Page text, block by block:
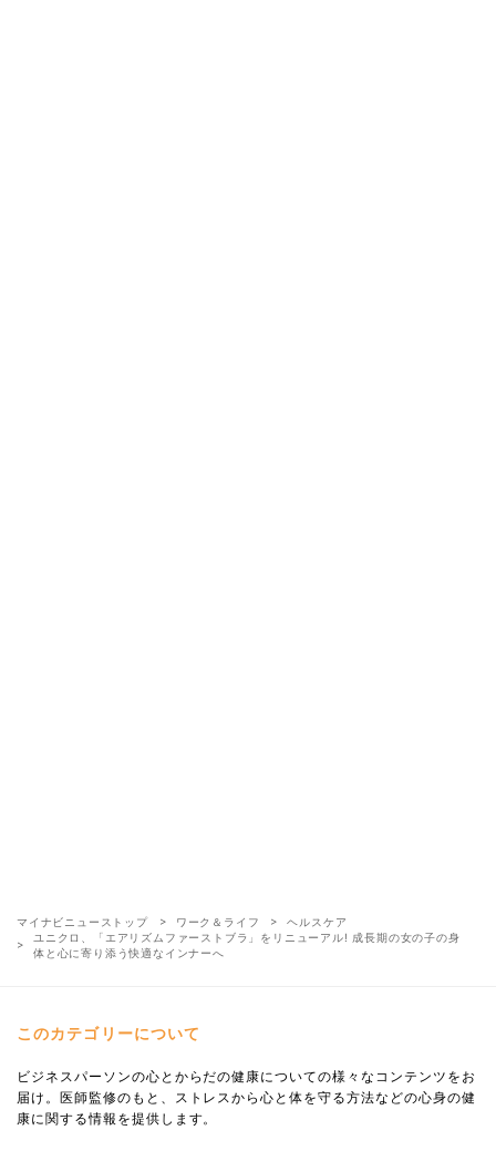
マイナビニューストップ ワーク＆ライフ
ヘルスケア
ユニクロ、「エアリズムファーストブラ」をリニューアル! 成長期の女の子の身
体と心に寄り添う快適なインナーへ
このカテゴリーについて
ビジネスパーソンの心とからだの健康についての様々なコンテンツをお
届け。医師監修のもと、ストレスから心と体を守る方法などの心身の健
康に関する情報を提供します。